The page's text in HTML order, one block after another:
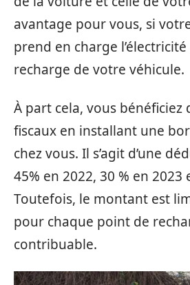
avantage pour vous, si
prend en charge
recharge de votre véhicule.
À part cela, vous bénéficiez
fiscaux en installant une
chez vous. Il s’agit d’une
45% en 2022, 30 % en 2023
Toutefois, le montant est
pour chaque point de
contribuable.